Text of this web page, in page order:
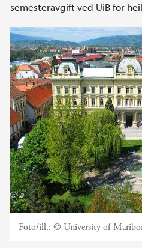
semesteravgift ved UiB for
Foto/ill.: © University of